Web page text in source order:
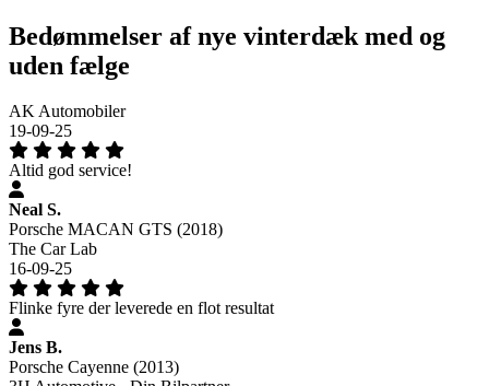
Bedømmelser af nye vinterdæk med og
uden fælge
AK Automobiler
19-09-25
Altid god service!
Neal S.
Porsche MACAN GTS (2018)
The Car Lab
16-09-25
Flinke fyre der leverede en flot resultat
Jens B.
Porsche Cayenne (2013)